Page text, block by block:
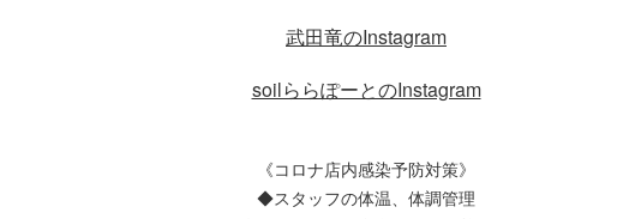
武田竜のInstagram
soilららぽーとのInstagram
《コロナ店内感染予防対策》
◆スタッフの体温、体調管理